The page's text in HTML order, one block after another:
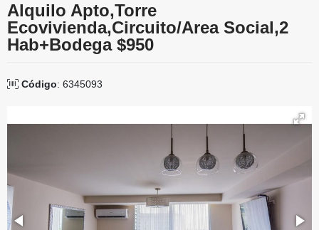
Alquilo Apto,Torre
Ecovivienda,Circuito/Area Social,2
Hab+Bodega $950
Código: 6345093